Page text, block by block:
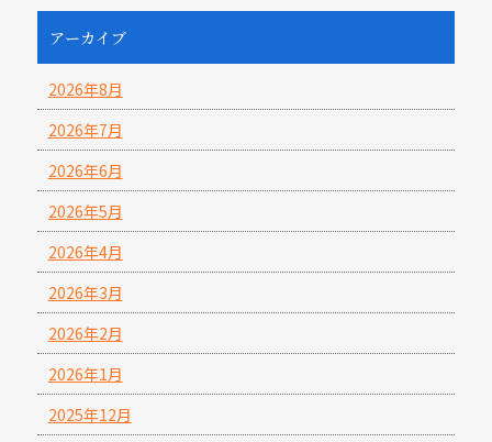
アーカイブ
2026年8月
2026年7月
2026年6月
2026年5月
2026年4月
2026年3月
2026年2月
2026年1月
2025年12月